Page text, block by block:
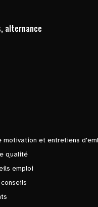
alternance
motivation et entretiens
qualité
emploi